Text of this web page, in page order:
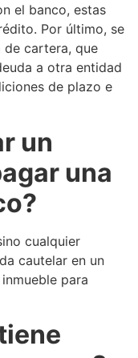
el banco, estas
Por último, se
cartera, que
a otra entidad
de plazo e
un
una
cualquier
cautelar en un
para